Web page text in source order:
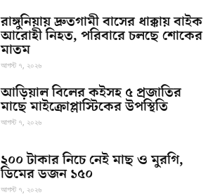
রাঙ্গুনিয়ায় দ্রুতগামী বাসের ধাক্কায় বাইক
আরোহী নিহত, পরিবারে চলছে শোকের
মাতম
আগস্ট ৭, ২০২৬
আড়িয়াল বিলের কইসহ ৫ প্রজাতির
মাছে মাইক্রোপ্লাস্টিকের উপস্থিতি
আগস্ট ৭, ২০২৬
২০০ টাকার নিচে নেই মাছ ও মুরগি,
ডিমের ডজন ১৫০
আগস্ট ৭, ২০২৬